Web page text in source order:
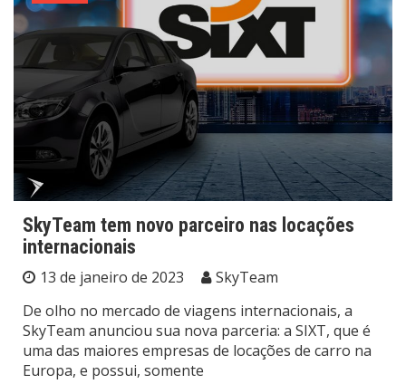
SkyTeam tem novo parceiro nas locações
internacionais
13 de janeiro de 2023
SkyTeam
De olho no mercado de viagens internacionais, a
SkyTeam anunciou sua nova parceria: a SIXT, que é
uma das maiores empresas de locações de carro na
Europa, e possui, somente